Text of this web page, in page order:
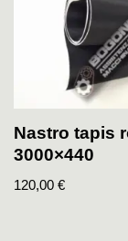
Nastro tapis
3000×440
120,00 €